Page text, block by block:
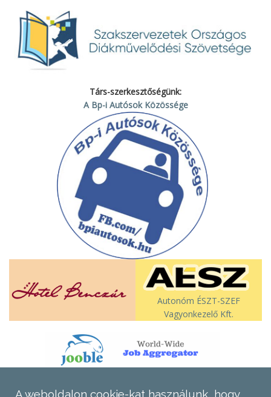
Társ-szerkesztőségünk:
A Bp-i Autósok Közössége
Autonóm ÉSZT-SZEF
Vagyonkezelő Kft.
A weboldalon cookie-kat használunk, hogy